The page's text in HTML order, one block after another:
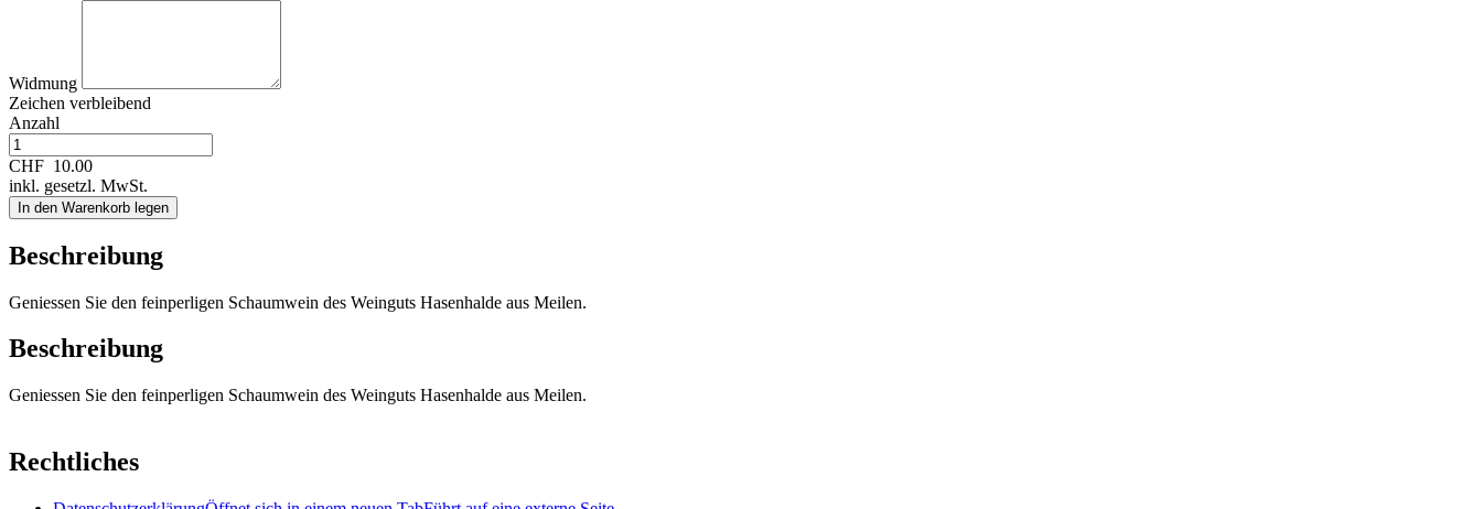
Widmung
Zeichen verbleibend
Anzahl
CHF 10.00
inkl. gesetzl. MwSt.
In den Warenkorb legen
Beschreibung
Geniessen Sie den feinperligen Schaumwein des Weinguts Hasenhalde aus Meilen.
Beschreibung
Geniessen Sie den feinperligen Schaumwein des Weinguts Hasenhalde aus Meilen.
Rechtliches